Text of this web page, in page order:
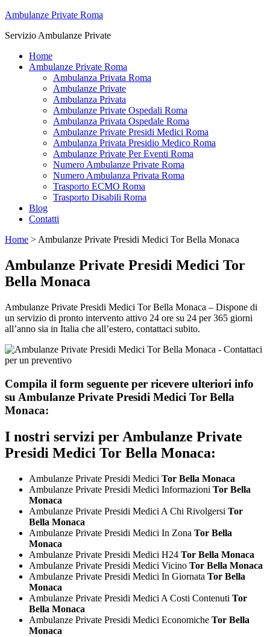
Ambulanze Private Roma
Servizio Ambulanze Private
Home
Ambulanze Private Roma
Ambulanza Privata Roma
Ambulanze Private
Ambulanza Privata
Ambulanze Private Ospedali Roma
Ambulanza Privata Ospedale Roma
Ambulanze Private Presidi Medici Roma
Ambulanza Privata Presidio Medico Roma
Ambulanze Private Per Eventi Roma
Numero Ambulanze Private Roma
Numero Ambulanza Privata Roma
Trasporto ECMO Roma
Trasporto Disabili Roma
Blog
Contatti
Home > Ambulanze Private Presidi Medici Tor Bella Monaca
Ambulanze Private Presidi Medici Tor
Bella Monaca
Ambulanze Private Presidi Medici Tor Bella Monaca – Dispone di
un servizio di pronto intervento attivo 24 ore su 24 per 365 giorni
all’anno sia in Italia che all’estero, contattaci subito.
Compila il form seguente per ricevere ulteriori info
su Ambulanze Private Presidi Medici Tor Bella
Monaca:
I nostri servizi perAmbulanze Private
Presidi Medici Tor Bella Monaca:
Ambulanze Private Presidi Medici Tor Bella Monaca
Ambulanze Private Presidi Medici Informazioni Tor Bella
Monaca
Ambulanze Private Presidi Medici A Chi Rivolgersi Tor
Bella Monaca
Ambulanze Private Presidi Medici In Zona Tor Bella
Monaca
Ambulanze Private Presidi Medici H24 Tor Bella Monaca
Ambulanze Private Presidi Medici Vicino Tor Bella Monaca
Ambulanze Private Presidi Medici In Giornata Tor Bella
Monaca
Ambulanze Private Presidi Medici A Costi Contenuti Tor
Bella Monaca
Ambulanze Private Presidi Medici Economiche Tor Bella
Monaca